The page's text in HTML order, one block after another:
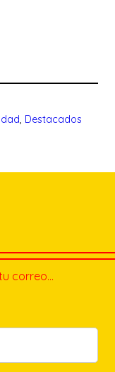
Destacados
correo…